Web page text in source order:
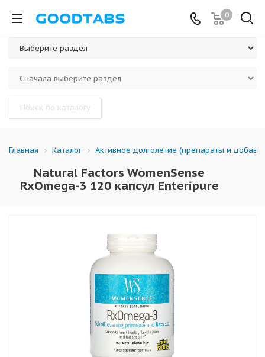
0
Поиск по каталогу
Главная Каталог Активное долголетие (препараты и
Natural Factors WomenSense
RxOmega-3 120 капсул Enteripure